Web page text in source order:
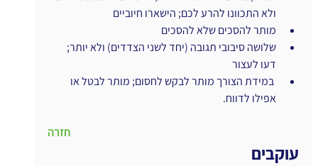
ולא התכוונו להרע לכם; הישארו חיוביים
מותר להסכים שלא להסכים
שלושה סיבובי תגובה (יחד לשני הצדדים) ולא יותר;
דעו לעצור
במידת הצורך מותר לבקש לחסום; מותר לבטל או
אפילו לדווח.
חזרה
עוקבים